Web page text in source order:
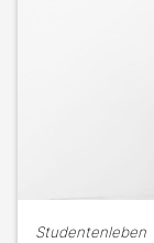
Studentenleben